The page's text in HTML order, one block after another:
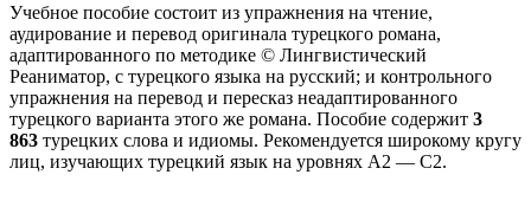
Учебное пособие состоит из упражнения на чтение,
аудирование и перевод оригинала турецкого романа,
адаптированного по методике © Лингвистический
Реаниматор, с турецкого языка на русский; и контрольного
упражнения на перевод и пересказ неадаптированного
турецкого варианта этого же романа. Пособие содержит 3
863 турецких слова и идиомы. Рекомендуется широкому кругу
лиц, изучающих турецкий язык на уровнях А2 — С2.